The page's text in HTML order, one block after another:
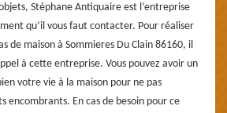
Stéphane Antiquaire est l’entreprise
qu’il vous faut contacter. Pour réaliser
de maison à Sommieres Du Clain 86160, il
à cette entreprise. Vous pouvez avoir un
votre vie à la maison pour ne pas
encombrants. En cas de besoin pour ce